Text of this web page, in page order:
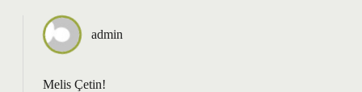
admin
Melis Çetin!